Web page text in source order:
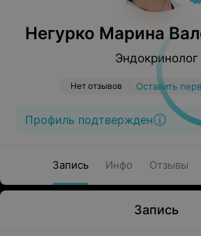
Негурко Марина
Эндокринолог
Нет отзывов Оставить
Профиль подтвержден
Запись Инфо Отзывы
Запись